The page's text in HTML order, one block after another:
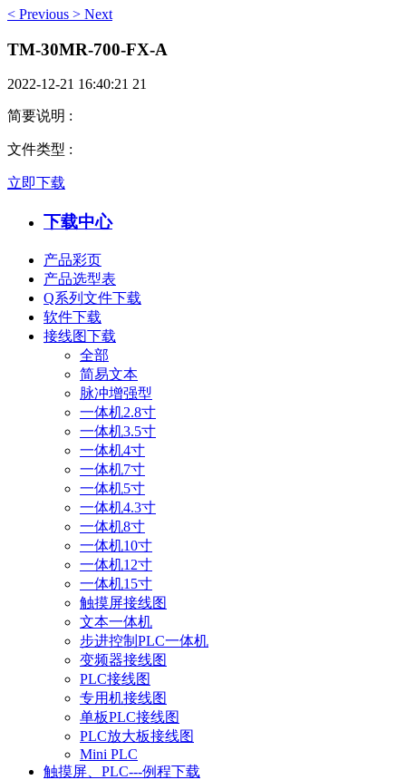
< Previous > Next
TM-30MR-700-FX-A
2022-12-21 16:40:21 21
简要说明 :
文件类型 :
立即下载
下载中心
产品彩页
产品选型表
Q系列文件下载
软件下载
接线图下载
全部
简易文本
脉冲增强型
一体机2.8寸
一体机3.5寸
一体机4寸
一体机7寸
一体机5寸
一体机4.3寸
一体机8寸
一体机10寸
一体机12寸
一体机15寸
触摸屏接线图
文本一体机
步进控制PLC一体机
变频器接线图
PLC接线图
专用机接线图
单板PLC接线图
PLC放大板接线图
Mini PLC
触摸屏、PLC---例程下载